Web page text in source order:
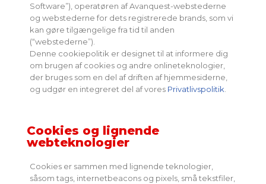
Software”), operatøren af Avanquest-webstederne
og webstederne for dets registrerede brands, som vi
kan gøre tilgængelige fra tid til anden
(“webstederne”).
Denne cookiepolitik er designet til at informere dig
om brugen af cookies og andre onlineteknologier,
der bruges som en del af driften af hjemmesiderne,
og udgør en integreret del af vores Privatlivspolitik.
Cookies og lignende
webteknologier
Cookies er sammen med lignende teknologier,
såsom tags, internetbeacons og pixels, små tekstfiler,